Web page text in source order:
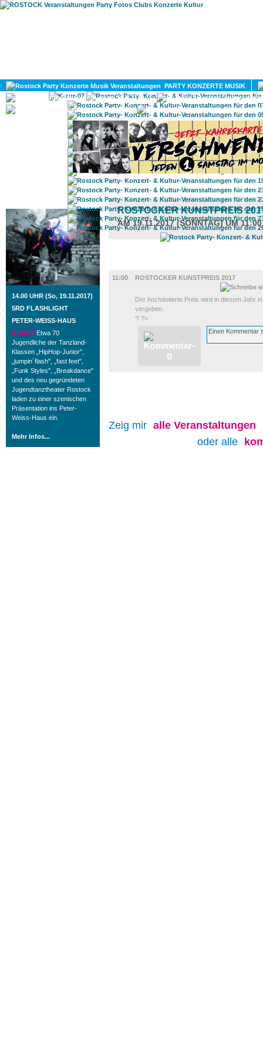
PARTY KONZERTE MUSIK
KULTUR
GAY
ROSTOCK TAGESTIPP
14.00 UHR (So, 19.11.2017)
5RD FLASHLIGHT
PETER-WEISS-HAUS
BÜHNE Etwa 70
Jugendliche der Tanzland-
Klassen „HipHop-Junior",
„jumpin´flash", „fast feet",
„Funk Styles", „Breakdance"
und des neu gegründeten
Jugendtanztheater Rostock
laden zu einer szenischen
Präsentation ins Peter-
Weiss-Haus ein.
Mehr Infos...
ROSTOCKER KUNSTPREIS
AM 19.11.2017 (SONNTAG) UM
11:00
ROSTOCKER KUNSTPREIS 2017
Der hochdotierte Preis wird in diesem Jahr
vergeben.
*/ ?>
Zeig mir alle Veranstaltungen
oder alle